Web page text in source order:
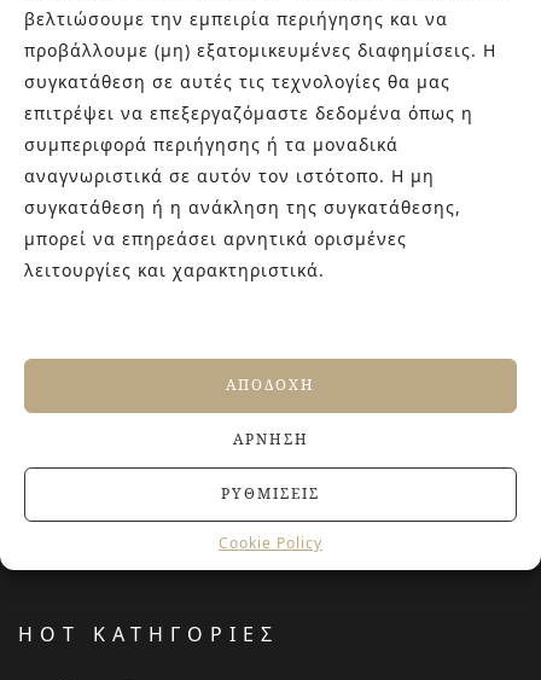
βελτιώσουμε την εμπειρία περιήγησης και να
προβάλλουμε (μη) εξατομικευμένες διαφημίσεις. Η
συγκατάθεση σε αυτές τις τεχνολογίες θα μας
επιτρέψει να επεξεργαζόμαστε δεδομένα όπως η
συμπεριφορά περιήγησης ή τα μοναδικά
αναγνωριστικά σε αυτόν τον ιστότοπο. Η μη
συγκατάθεση ή η ανάκληση της συγκατάθεσης,
μπορεί να επηρεάσει αρνητικά ορισμένες
λειτουργίες και χαρακτηριστικά.
ΑΠΟΔΟΧΉ
ΆΡΝΗΣΗ
ΡΥΘΜΊΣΕΙΣ
Cookie Policy
Στην εταιρεία Paraskevopoulos μετουσιώνονται 40 χρόνια
εμπειρίας στο χώρο του πλακιδίου και των ειδών υγιεινής,
καθώς και φρέσκες ιδέες με τον ενθουσιασμό της νέας
γενιάς! Επισκεφτείτε μας για ιδέες και προτάσεις στον
Άγιο Δημήτριο (Λιδωρικίου 11) ή καλέστε μας στο 210-
9934544.
ΤΕΛΕΥΤΑΙΑ ΑΡΘΡΑ
χώρους
γνωρίζετε πριν την αγορά
Jacuzzi στο Σπίτι: Τα οφέλη για την υγεία και την
ευεξία
20 ΙΟΥΝΊΟΥ, 2026
HOT ΚΑΤΗΓΟΡΙΕΣ